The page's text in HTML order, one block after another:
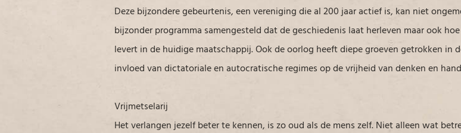
Deze bijzondere gebeurtenis, een vereniging die al 200 jaar actief is, kan niet
bijzonder programma samengesteld dat de geschiedenis laat herleven maar ook
levert in de huidige maatschappij. Ook de oorlog heeft diepe groeven getrokken in
invloed van dictatoriale en autocratische regimes op de vrijheid van denken en
Vrijmetselarij
Het verlangen jezelf beter te kennen, is zo oud als de mens zelf. Niet alleen wat